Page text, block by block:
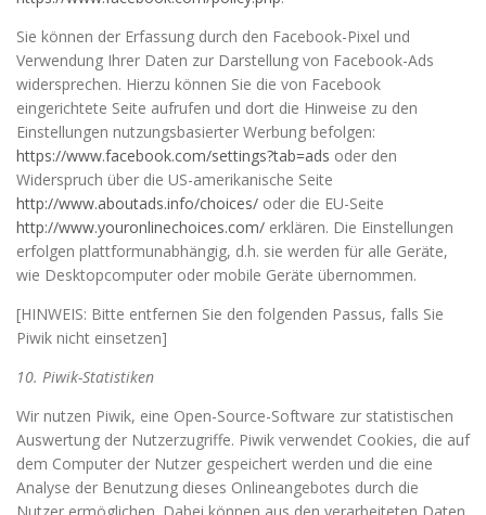
Sie können der Erfassung durch den Facebook-Pixel und
Verwendung Ihrer Daten zur Darstellung von Facebook-Ads
widersprechen. Hierzu können Sie die von Facebook
eingerichtete Seite aufrufen und dort die Hinweise zu den
Einstellungen nutzungsbasierter Werbung befolgen:
https://www.facebook.com/settings?tab=ads oder den
Widerspruch über die US-amerikanische Seite
http://www.aboutads.info/choices/ oder die EU-Seite
http://www.youronlinechoices.com/ erklären. Die Einstellungen
erfolgen plattformunabhängig, d.h. sie werden für alle Geräte,
wie Desktopcomputer oder mobile Geräte übernommen.
[HINWEIS: Bitte entfernen Sie den folgenden Passus, falls Sie
Piwik nicht einsetzen]
10. Piwik-Statistiken
Wir nutzen Piwik, eine Open-Source-Software zur statistischen
Auswertung der Nutzerzugriffe. Piwik verwendet Cookies, die auf
dem Computer der Nutzer gespeichert werden und die eine
Analyse der Benutzung dieses Onlineangebotes durch die